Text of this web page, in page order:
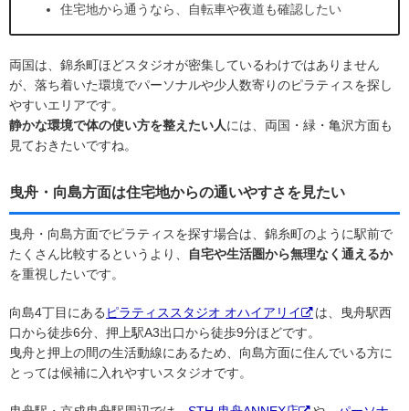
住宅地から通うなら、自転車や夜道も確認したい
両国は、錦糸町ほどスタジオが密集しているわけではありません
が、落ち着いた環境でパーソナルや少人数寄りのピラティスを探し
やすいエリアです。
静かな環境で体の使い方を整えたい人には、両国・緑・亀沢方面も
見ておきたいですね。
曳舟・向島方面は住宅地からの通いやすさを見たい
曳舟・向島方面でピラティスを探す場合は、錦糸町のように駅前で
たくさん比較するというより、
自宅や生活圏から無理なく通えるか
を重視したいです。
向島4丁目にある ピラティススタジオ オハイアリイ
は、曳舟駅西
口から徒歩6分、押上駅A3出口から徒歩9分ほどです。
曳舟と押上の間の生活動線にあるため、向島方面に住んでいる方に
とっては候補に入れやすいスタジオです。